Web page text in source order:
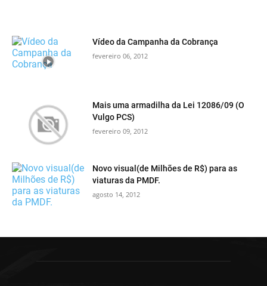
Vídeo da Campanha da Cobrança
fevereiro 06, 2012
Mais uma armadilha da Lei 12086/09 (O
Vulgo PCS)
fevereiro 09, 2012
Novo visual(de Milhões de R$) para as
viaturas da PMDF.
agosto 14, 2012